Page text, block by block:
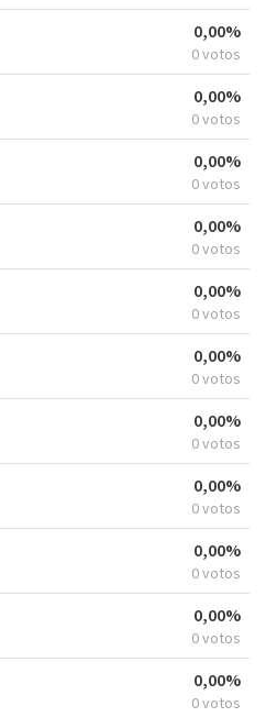
0,00%
0 votos
0,00%
0 votos
0,00%
0 votos
0,00%
0 votos
0,00%
0 votos
0,00%
0 votos
0,00%
0 votos
0,00%
0 votos
0,00%
0 votos
0,00%
0 votos
0,00%
0 votos